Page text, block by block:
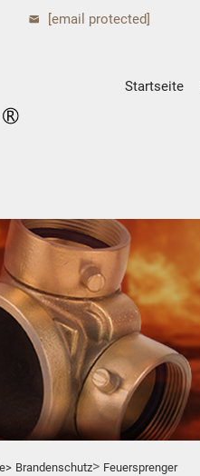
[email protected]
Startseite
Brandenschutz> Feuersprenger